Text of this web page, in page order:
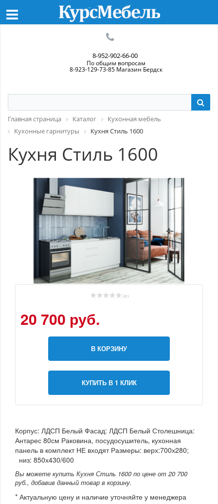
8-952-902-66-00
По общим вопросам
8-923-129-73-85 Магазин Бердск
Главная страница Каталог
Кухонная мебель
Кухонные гарнитуры
Кухня Стиль 1600
Кухня Стиль 1600
( 0 )
20 700 руб.
В КОРЗИНУ
КУПИТЬ В 1 КЛИК
Корпус: ЛДСП Белый Фасад: ЛДСП Белый Столешница:
Антарес 80см Раковина, посудосушитель, кухонная
панель в комплект НЕ входят Размеры: верх:700х280;
низ: 850х430/600
Вы можете купить Кухня Стиль 1600 по цене от 20 700
руб., добавив данный товар в корзину.
* Актуальную цену и наличие уточняйте у менеджера